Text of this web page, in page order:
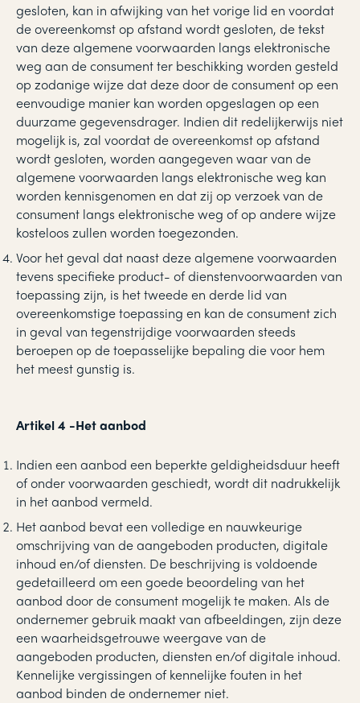
gesloten, kan in afwijking van het vorige lid en voordat
de overeenkomst op afstand wordt gesloten, de tekst
van deze algemene voorwaarden langs elektronische
weg aan de consument ter beschikking worden gesteld
op zodanige wijze dat deze door de consument op een
eenvoudige manier kan worden opgeslagen op een
duurzame gegevensdrager. Indien dit redelijkerwijs niet
mogelijk is, zal voordat de overeenkomst op afstand
wordt gesloten, worden aangegeven waar van de
algemene voorwaarden langs elektronische weg kan
worden kennisgenomen en dat zij op verzoek van de
consument langs elektronische weg of op andere wijze
kosteloos zullen worden toegezonden.
Voor het geval dat naast deze algemene voorwaarden
tevens specifieke product- of dienstenvoorwaarden van
toepassing zijn, is het tweede en derde lid van
overeenkomstige toepassing en kan de consument zich
in geval van tegenstrijdige voorwaarden steeds
beroepen op de toepasselijke bepaling die voor hem
het meest gunstig is.
Artikel 4 -Het aanbod
Indien een aanbod een beperkte geldigheidsduur heeft
of onder voorwaarden geschiedt, wordt dit nadrukkelijk
in het aanbod vermeld.
Het aanbod bevat een volledige en nauwkeurige
omschrijving van de aangeboden producten, digitale
inhoud en/of diensten. De beschrijving is voldoende
gedetailleerd om een goede beoordeling van het
aanbod door de consument mogelijk te maken. Als de
ondernemer gebruik maakt van afbeeldingen, zijn deze
een waarheidsgetrouwe weergave van de
aangeboden producten, diensten en/of digitale inhoud.
Kennelijke vergissingen of kennelijke fouten in het
aanbod binden de ondernemer niet.